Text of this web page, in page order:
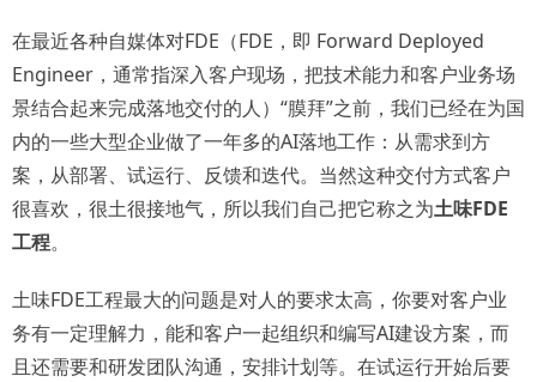
在最近各种自媒体对FDE（FDE，即 Forward Deployed
Engineer，通常指深入客户现场，把技术能力和客户业务场
景结合起来完成落地交付的人）“膜拜”之前，我们已经在为国
内的一些大型企业做了一年多的AI落地工作：从需求到方
案，从部署、试运行、反馈和迭代。当然这种交付方式客户
很喜欢，很土很接地气，所以我们自己把它称之为土味FDE
工程。
土味FDE工程最大的问题是对人的要求太高，你要对客户业
务有一定理解力，能和客户一起组织和编写AI建设方案，而
且还需要和研发团队沟通，安排计划等。在试运行开始后要